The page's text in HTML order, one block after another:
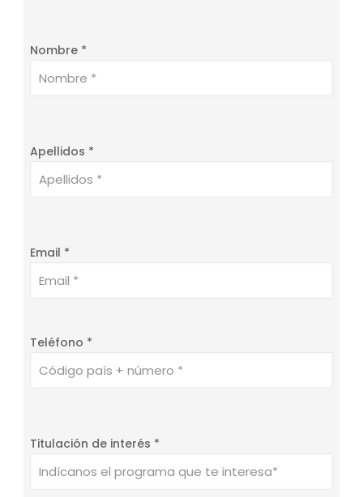
Nombre *
Apellidos *
Email *
Teléfono *
Titulación de interés *